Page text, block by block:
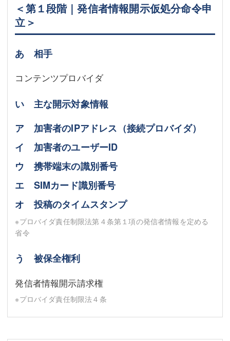
＜第１段階｜発信者情報開示仮処分命令申
立＞
あ 相手
コンテンツプロバイダ
い 主な開示対象情報
ア 加害者のIPアドレス（接続プロバイダ）
イ 加害者のユーザーID
ウ 携帯端末の識別番号
エ SIMカード識別番号
オ 投稿のタイムスタンプ
※プロバイダ責任制限法第４条第１項の発信者情報を定める
省令
う 被保全権利
発信者情報開示請求権
※プロバイダ責任制限法４条